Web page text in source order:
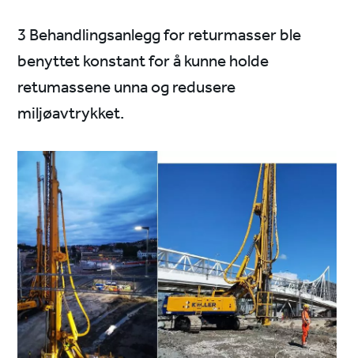
3 Behandlingsanlegg for returmasser ble
benyttet konstant for å kunne holde
retumassene unna og redusere
miljøavtrykket.